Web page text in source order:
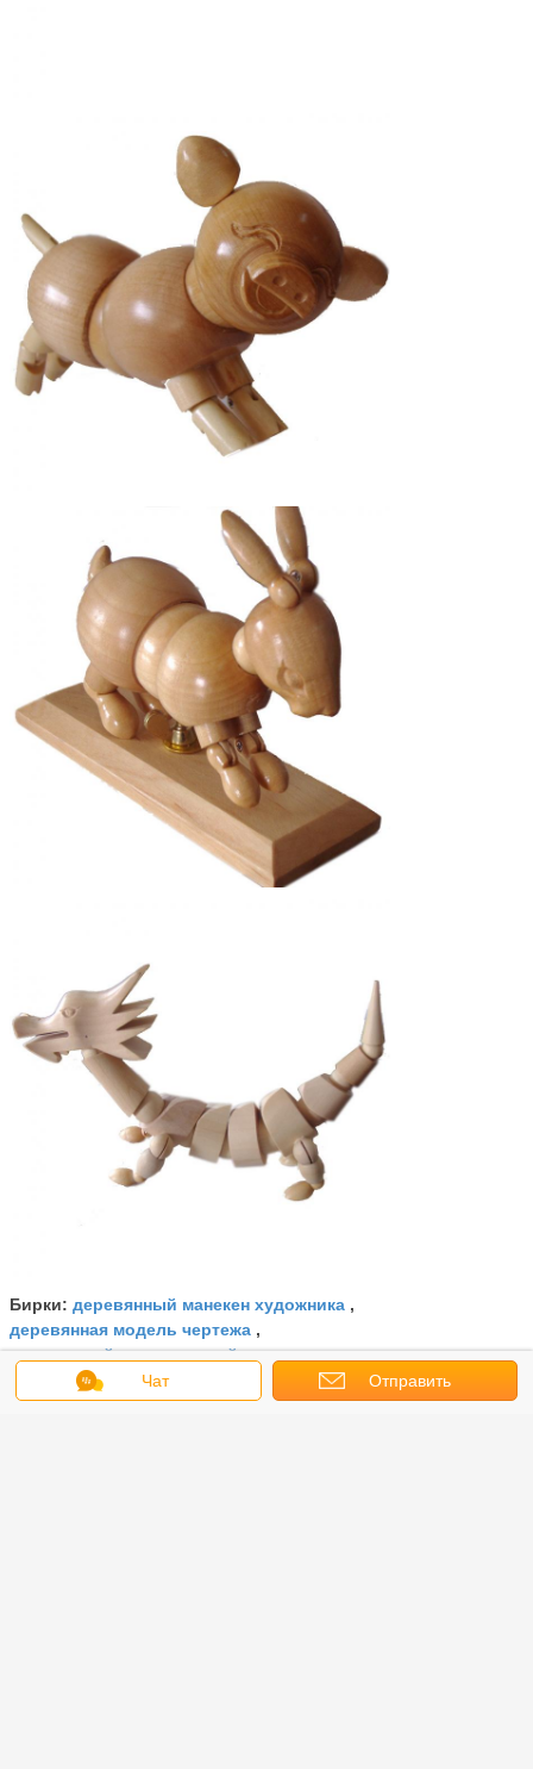
Бирки: деревянный манекен художника ,
деревянная модель чертежа ,
деревянный человеческий манекен
Получить лучшую цену для
Чат Отправить